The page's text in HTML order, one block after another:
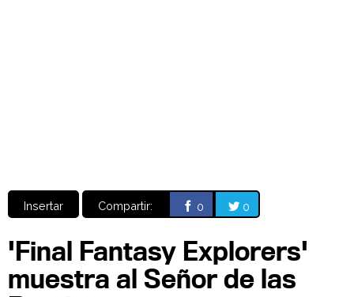
Insertar Compartir: 0 0
'Final Fantasy Explorers'
muestra al Señor de las